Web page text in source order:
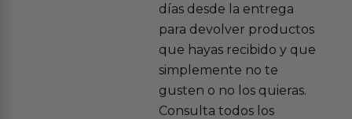
días desde la entrega
para devolver productos
que hayas recibido y que
simplemente no te
gusten o no los quieras.
Consulta todos los